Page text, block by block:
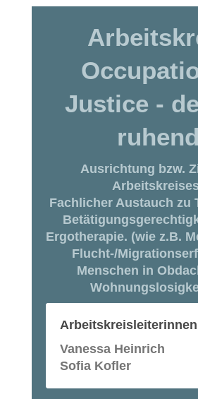
Justice -
ruhend
Ausrichtung bzw.
Fachlicher Austauch zu
Ergotherapie. (wie z.B.
Flucht-/
Menschen in
Vanessa Heinrich
Sofia Kofler